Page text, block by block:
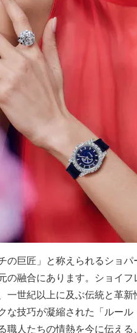
の巨匠」と称えられるショ
の融合にあります。ショイ
一世紀以上に及ぶ伝統と革
な技巧が凝縮された「ルール
職人たちの情熱を今に伝え